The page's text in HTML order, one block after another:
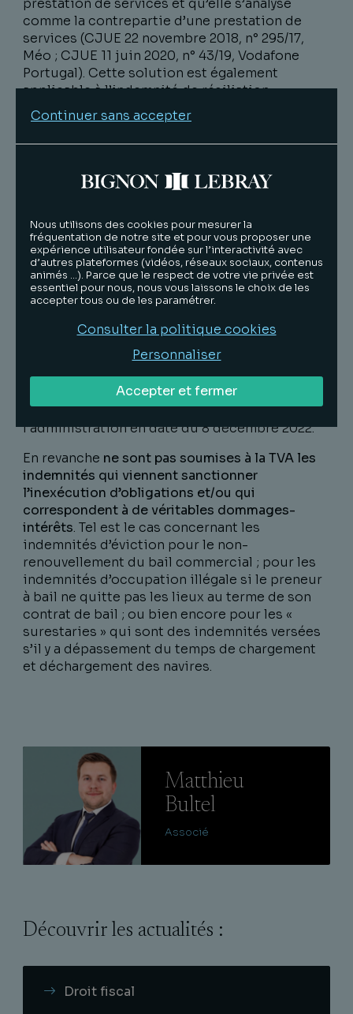
prestation de services et qu’elle s’analyse
comme la contrepartie d’une prestation de
services (CJUE 22 novembre 2018, n° 295/17,
Méo ; CJUE 11 juin 2020, n° 43/19, Vodafone
Portugal). Cette solution est également
applicable à l’indemnité de résiliation
anticipée d’un bail commercial (CE 27 février
2015, n° 368661).
aux indemnités d’immobilisation. Lesdites
indemnités, lorsqu’elles résultent d’un
des travaux de remise en état du preneur à bail
au bailleur, sont soumises à TVA. En effet, elles
représentent dans ce cas la contrepartie d’une
prestation de service.
Les indemnités d’imprévision, tout comme les
sommes versées dans le cadre d’une clause de
révision de prix,venant couvrir un déficit
d’exploitation temporaire lié à un évènement
imprévisible et indépendant des
cocontractants, sont également imposées à la
TVA comme l’indique le communiqué de
l’administration en date du 8 décembre 2022.
En revanche ne sont pas soumises à la TVA les
indemnités qui viennent sanctionner
l’inexécution d’obligations et/ou qui
correspondent à de véritables dommages-
intérêts. Tel est le cas concernant les
indemnités d’éviction pour le non-
renouvellement du bail commercial ; pour les
indemnités d’occupation illégale si le preneur
à bail ne quitte pas les lieux au terme de son
contrat de bail ; ou bien encore pour les «
surestaries » qui sont des indemnités versées
s’il y a dépassement du temps de chargement
et déchargement des navires.
Matthieu
Bultel
Associé
Découvrir les actualités :
Droit fiscal
Continuer sans accepter
Nous utilisons des cookies pour mesurer la
fréquentation de notre site et pour vous proposer une
expérience utilisateur fondée sur l’interactivité avec
d’autres plateformes (vidéos, réseaux sociaux, contenus
animés …). Parce que le respect de votre vie privée est
essentiel pour nous, nous vous laissons le choix de les
accepter tous ou de les paramétrer.
Consulter la politique cookies
Personnaliser
Accepter et fermer